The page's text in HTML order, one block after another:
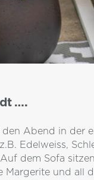
….
Abend in der
Edelweiss,
dem Sofa
Margerite und all